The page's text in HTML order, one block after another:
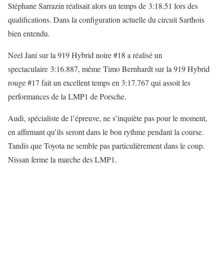
Stéphane Sarrazin réalisait alors un temps de 3:18.51 lors des
qualifications. Dans la configuration actuelle du circuit Sarthois
bien entendu.
Neel Jani sur la 919 Hybrid noire #18 a réalisé un
spectaculaire 3:16.887, même Timo Bernhardt sur la 919 Hybrid
rouge #17 fait un excellent temps en 3:17.767 qui assoit les
performances de la LMP1 de Porsche.
Audi, spécialiste de l’épreuve, ne s’inquiète pas pour le moment,
en affirmant qu’ils seront dans le bon rythme pendant la course.
Tandis que Toyota ne semble pas particulièrement dans le coup.
Nissan ferme la marche des LMP1.